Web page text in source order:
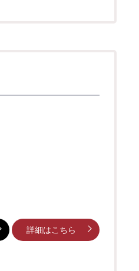
詳細はこちら